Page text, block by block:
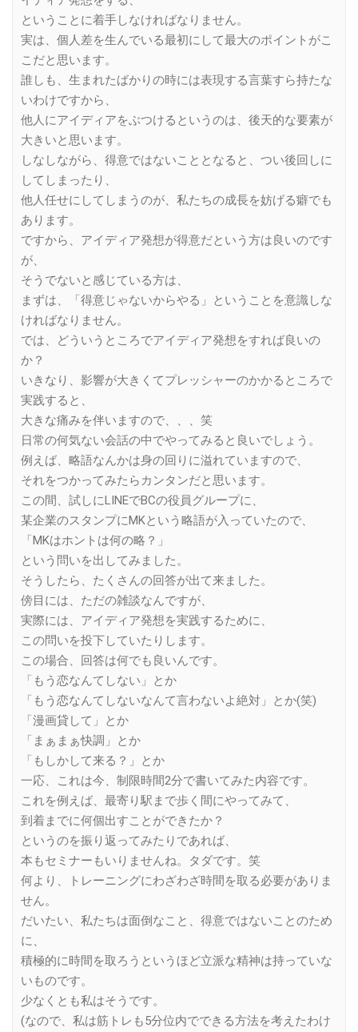
ということに着手しなければなりません。
実は、個人差を生んでいる最初にして最大のポイントがこ
こだと思います。
誰しも、生まれたばかりの時には表現する言葉すら持たな
いわけですから、
他人にアイディアをぶつけるというのは、後天的な要素が
大きいと思います。
しなしながら、得意ではないこととなると、つい後回しに
してしまったり、
他人任せにしてしまうのが、私たちの成長を妨げる癖でも
あります。
ですから、アイディア発想が得意だという方は良いのです
が、
そうでないと感じている方は、
まずは、「得意じゃないからやる」ということを意識しな
ければなりません。
では、どういうところでアイディア発想をすれば良いの
か？
いきなり、影響が大きくてプレッシャーのかかるところで
実践すると、
大きな痛みを伴いますので、、、笑
日常の何気ない会話の中でやってみると良いでしょう。
例えば、略語なんかは身の回りに溢れていますので、
それをつかってみたらカンタンだと思います。
この間、試しにLINEでBCの役員グループに、
某企業のスタンプにMKという略語が入っていたので、
「MKはホントは何の略？」
という問いを出してみました。
そうしたら、たくさんの回答が出て来ました。
傍目には、ただの雑談なんですが、
実際には、アイディア発想を実践するために、
この問いを投下していたりします。
この場合、回答は何でも良いんです。
「もう恋なんてしない」とか
「もう恋なんてしないなんて言わないよ絶対」とか(笑)
「漫画貸して」とか
「まぁまぁ快調」とか
「もしかして来る？」とか
一応、これは今、制限時間2分で書いてみた内容です。
これを例えば、最寄り駅まで歩く間にやってみて、
到着までに何個出すことができたか？
というのを振り返ってみたりであれば、
本もセミナーもいりませんね。タダです。笑
何より、トレーニングにわざわざ時間を取る必要がありま
せん。
だいたい、私たちは面倒なこと、得意ではないことのため
に、
積極的に時間を取ろうというほど立派な精神は持っていな
いものです。
少なくとも私はそうです。
(なので、私は筋トレも5分位内でできる方法を考えたわけ